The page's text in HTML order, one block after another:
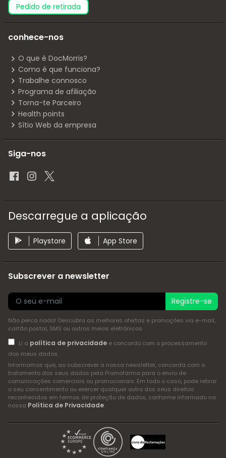
pedido de retirada
conhece-nos
O que é DocMorris?
Como é que funciona?
Trabalhe connosco
Programa de afiliação
Torna-te Parceiro
Health points
Sítio Web da empresa
Siga-nos
Descarregue a aplicação
Playstore App Store
Subscrever a newsletter
Registre-se
Não perca nada! Descubra as melhores ofertas e promoções via e-mail,
cartão postal, SMS ou outros meios eletrónicos
Li a política de privacidadee concordo com o processamento
dos meus dados
Informamos que, ao subscrever a nossa newsletter, concorda com o
tratamento dos seus dados pela Promofarma para o envio de
comunicações comerciais ou promocionais. Em todo o caso, pode retirar
o seu consentimento ou exercer qualquer outro dos seus direitos
reconhecidos em termos de proteção de dados, conforme informado na
nossa Política de Privacidade.